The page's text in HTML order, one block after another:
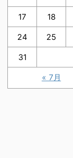
« 7月
17 18
24 25
31